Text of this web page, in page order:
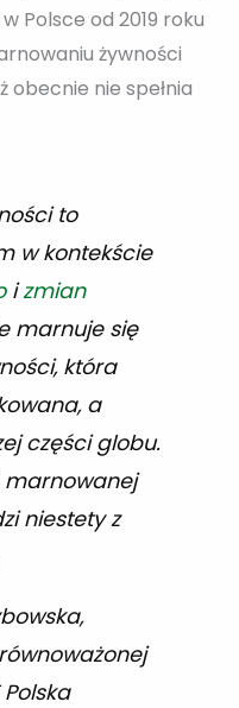
Polsce od 2019 roku
żywności
nie spełnia
to
w kontekście
izmian
marnuje się
która
a
części globu.
marnowanej
niestety z